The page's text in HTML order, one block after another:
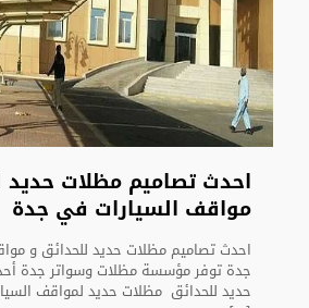
احدث تصاميم مظلات حديد
مواقف السيارات في جدة
احدث تصاميم مظلات حديد للحدائق و
جدة توفر مؤسسة مظلات وسواتر جدة
حديد للحدائق مظلات حديد لمواقف